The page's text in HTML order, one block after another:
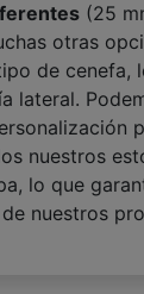
(25
otras
de cenefa,
lateral.
nuestros
lo que
nuestros